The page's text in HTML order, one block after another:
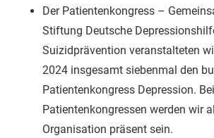
Der Patientenkongress –
Stiftung Deutsche
Suizidprävention veranstalteten
2024 insgesamt siebenmal den
Patientenkongress Depression.
Patientenkongressen werden wir
Organisation präsent sein.